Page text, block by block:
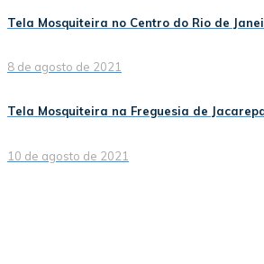
Tela Mosquiteira no Centro do Rio de
8 de agosto de 2021
Tela Mosquiteira na Freguesia de
10 de agosto de 2021